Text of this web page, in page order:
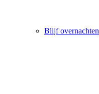
Blijf overnachten